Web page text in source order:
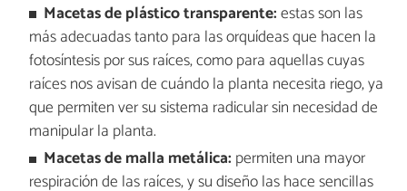
Macetas de plástico transparente:estas son las
más adecuadas tanto para las orquídeas que hacen la
fotosíntesis por sus raíces, como para aquellas cuyas
raíces nos avisan de cuándo la planta necesita riego, ya
que permiten ver su sistema radicular sin necesidad de
manipular la planta.
Macetas de malla metálica: permiten una mayor
respiración de las raíces, y su diseño las hace sencillas